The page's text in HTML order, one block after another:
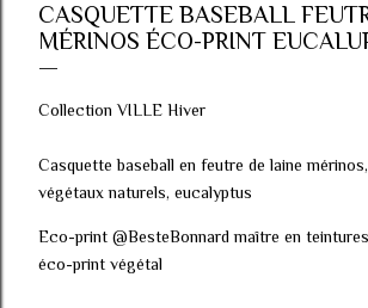
CASQUETTE BASEBALL
MÉRINOS ÉCO-PRINT
Collection VILLE Hiver
Casquette baseball en feutre de laine
végétaux naturels, eucalyptus
Eco-print @BesteBonnard maître en
éco-print végétal